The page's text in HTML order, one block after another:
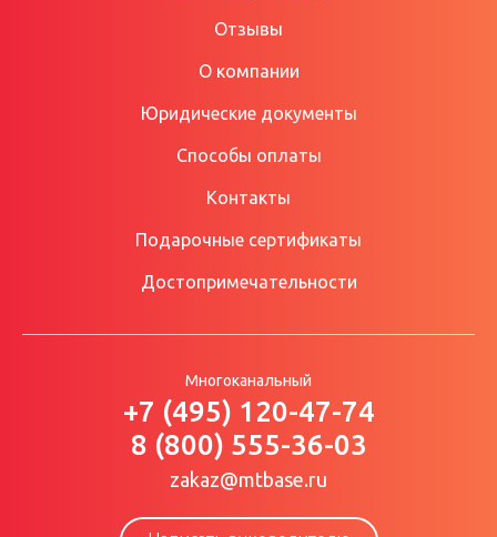
Отзывы
О компании
Юридические документы
Способы оплаты
Контакты
Подарочные сертификаты
Достопримечательности
Многоканальный
+7 (495) 120-47-74
8 (800) 555-36-03
zakaz@mtbase.ru